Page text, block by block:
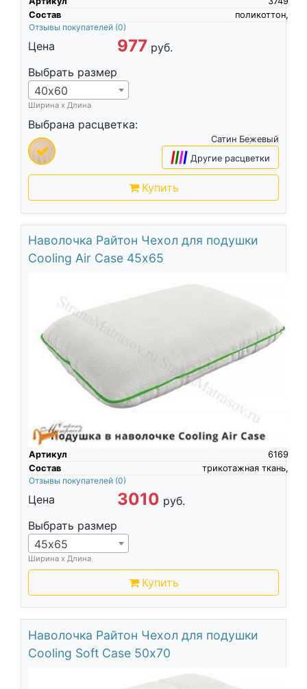
Состав
поликоттон,
Отзывы покупателей (0)
Цена 977 руб.
Выбрать размер
40х60
Ширина х Длина
Выбрана расцветка:
Сатин Бежевый
|||| Другие расцветки
Купить
Наволочка Райтон Чехол для подушки
Cooling Air Case 45х65
Артикул
6169
Состав
трикотажная ткань,
Отзывы покупателей (0)
Цена 3010 руб.
Выбрать размер
45х65
Ширина х Длина
Купить
Наволочка Райтон Чехол для подушки
Cooling Soft Case 50х70